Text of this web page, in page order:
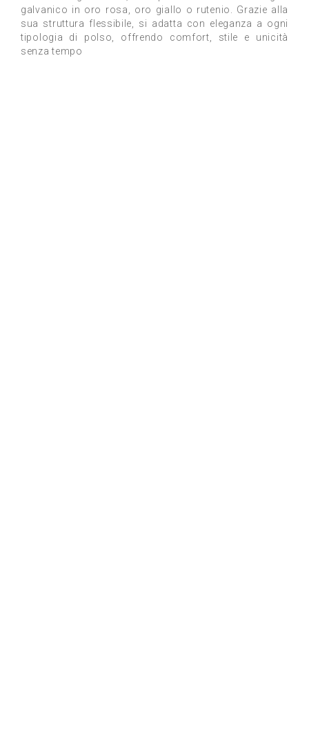
galvanico in oro rosa, oro giallo o rutenio. Grazie alla
sua struttura flessibile, si adatta con eleganza a ogni
tipologia di polso, offrendo comfort, stile e unicità
senza tempo